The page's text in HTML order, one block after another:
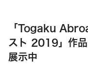
「Togaku
スト 2019」作品
展示中